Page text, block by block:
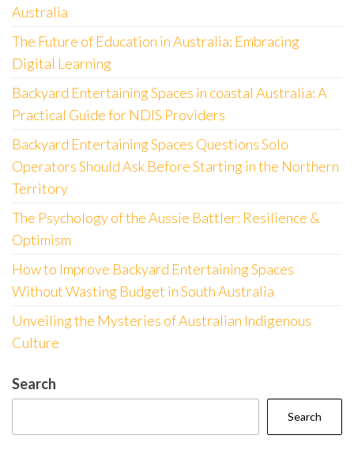
Australia
The Future of Education in Australia: Embracing
Digital Learning
Backyard Entertaining Spaces in coastal Australia: A
Practical Guide for NDIS Providers
Backyard Entertaining Spaces Questions Solo
Operators Should Ask Before Starting in the Northern
Territory
The Psychology of the Aussie Battler: Resilience &
Optimism
How to Improve Backyard Entertaining Spaces
Without Wasting Budget in South Australia
Unveiling the Mysteries of Australian Indigenous
Culture
Search
Search